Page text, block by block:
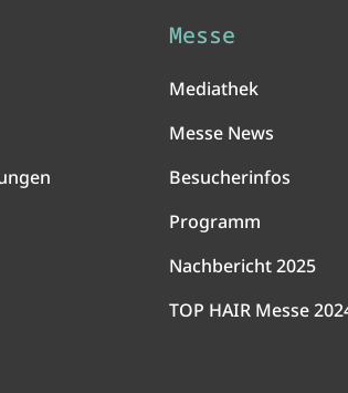
Messe
Mediathek
Messe News
Besucherinfos
Programm
Nachbericht 2025
TOP HAIR Messe